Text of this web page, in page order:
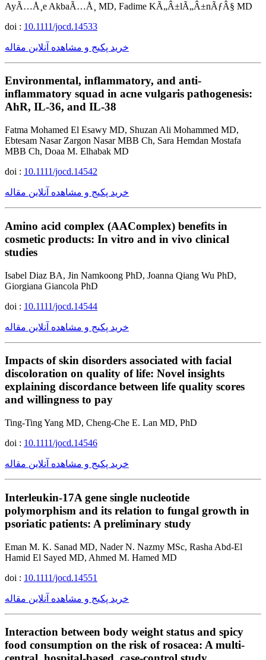
AyÃ…Å¸e AkbaÃ…Å¸ MD, Fadime KÃ„Â±lÃ„Â±nÃƒÂ§ MD
doi : 10.1111/jocd.14533
خرید پکیج و مشاهده آنلاین مقاله
Environmental, inflammatory, and anti-
inflammatory squad in acne vulgaris pathogenesis:
AhR, IL-36, and IL-38
Fatma Mohamed El Esawy MD, Shuzan Ali Mohammed MD,
Ebtesam Nasar Zargon Nasar MBB Ch, Sara Hemdan Mostafa
MBB Ch, Doaa M. Elhabak MD
doi : 10.1111/jocd.14542
خرید پکیج و مشاهده آنلاین مقاله
Amino acid complex (AAComplex) benefits in
cosmetic products: In vitro and in vivo clinical
studies
Isabel Diaz BA, Jin Namkoong PhD, Joanna Qiang Wu PhD,
Giorgiana Giancola PhD
doi : 10.1111/jocd.14544
خرید پکیج و مشاهده آنلاین مقاله
Impacts of skin disorders associated with facial
discoloration on quality of life: Novel insights
explaining discordance between life quality scores
and willingness to pay
Ting-Ting Yang MD, Cheng-Che E. Lan MD, PhD
doi : 10.1111/jocd.14546
خرید پکیج و مشاهده آنلاین مقاله
Interleukin-17A gene single nucleotide
polymorphism and its relation to fungal growth in
psoriatic patients: A preliminary study
Eman M. K. Sanad MD, Nader N. Nazmy MSc, Rasha Abd-El
Hamid El Sayed MD, Ahmed M. Hamed MD
doi : 10.1111/jocd.14551
خرید پکیج و مشاهده آنلاین مقاله
Interaction between body weight status and spicy
food consumption on the risk of rosacea: A multi-